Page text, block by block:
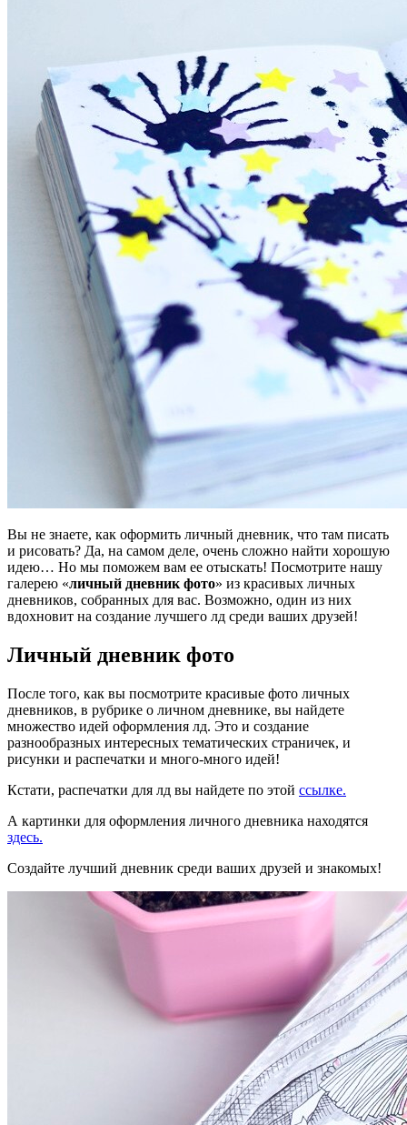
Вы не знаете, как оформить личный дневник, что там писать
и рисовать? Да, на самом деле, очень сложно найти хорошую
идею… Но мы поможем вам ее отыскать! Посмотрите нашу
галерею «личный дневник фото» из красивых личных
дневников, собранных для вас. Возможно, один из них
вдохновит на создание лучшего лд среди ваших друзей!
Личный дневник фото
После того, как вы посмотрите красивые фото личных
дневников, в рубрике о личном дневнике, вы найдете
множество идей оформления лд. Это и создание
разнообразных интересных тематических страничек, и
рисунки и распечатки и много-много идей!
Кстати, распечатки для лд вы найдете по этой ссылке.
А картинки для оформления личного дневника находятся
здесь.
Создайте лучший дневник среди ваших друзей и знакомых!